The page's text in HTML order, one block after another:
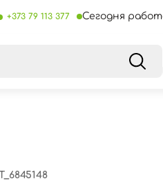
+373 79 113 377 Сегодня